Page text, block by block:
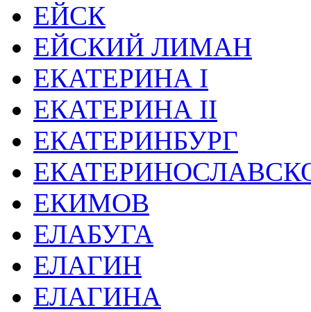
ЕЙСК
ЕЙСКИЙ ЛИМАН
ЕКАТЕРИНА I
ЕКАТЕРИНА II
ЕКАТЕРИНБУРГ
ЕКИМОВ
ЕЛАБУГА
ЕЛАГИН
ЕЛАГИНА